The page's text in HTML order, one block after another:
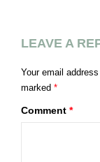
LEAVE A
Your email
marked *
Comment *